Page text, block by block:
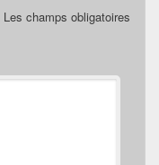
Les champs obligatoires